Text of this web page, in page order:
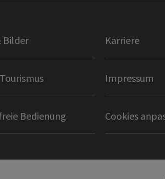
Bilder Karriere
Impressum
Bedienung Cookies